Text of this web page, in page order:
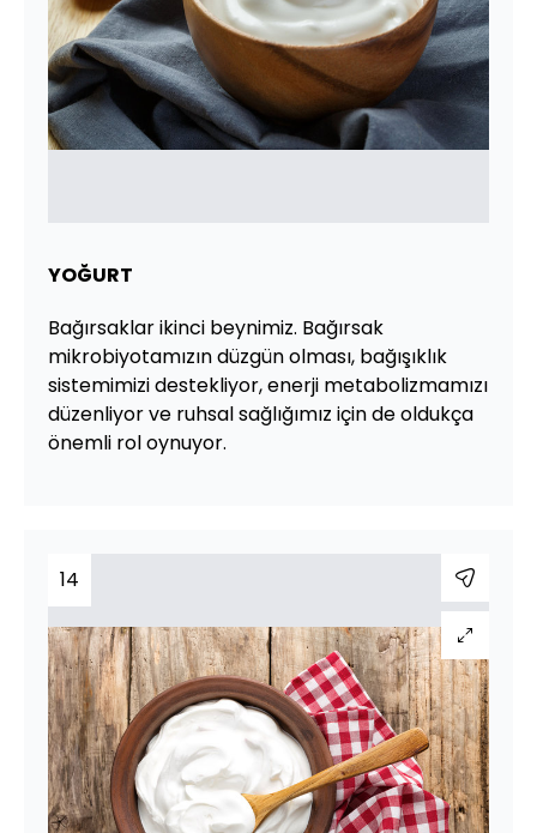
YOĞURT
Bağırsaklar ikinci beynimiz. Bağırsak
mikrobiyotamızın düzgün olması, bağışıklık
sistemimizi destekliyor, enerji metabolizmamızı
düzenliyor ve ruhsal sağlığımız için de oldukça
önemli rol oynuyor.
14